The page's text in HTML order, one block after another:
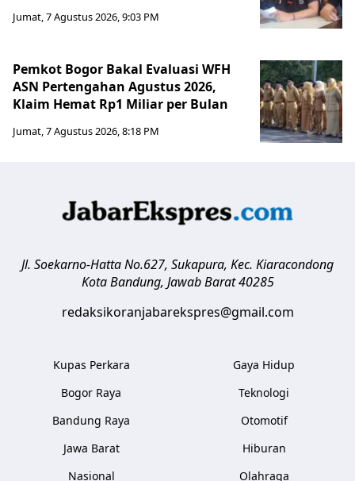
Jumat, 7 Agustus 2026, 9:03 PM
Pemkot Bogor Bakal Evaluasi WFH
ASN Pertengahan Agustus 2026,
Klaim Hemat Rp1 Miliar per Bulan
Jumat, 7 Agustus 2026, 8:18 PM
Jl. Soekarno-Hatta No.627, Sukapura, Kec. Kiaracondong
Kota Bandung, Jawab Barat 40285
redaksikoranjabarekspres@gmail.com
Kupas Perkara
Bogor Raya
Bandung Raya
Jawa Barat
Nasional
Gaya Hidup
Teknologi
Otomotif
Hiburan
Olahraga